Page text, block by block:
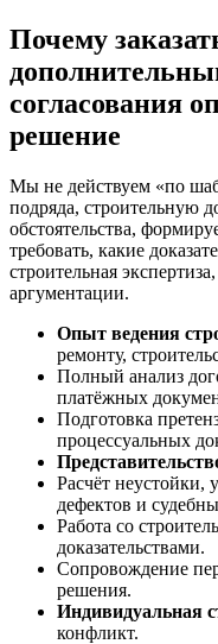
Почему
согласования
решение
Мы не действуем «по
подряда, строительную
обстоятельства,
требовать, какие
строительная
аргументации.
Опыт ведения
ремонту,
Полный анализ
платёжных
Подготовка
процессуальных
Расчёт неустойки,
дефектов и
Работа со
доказательствами.
Сопровождение
решения.
Индивидуальная
конфликт.